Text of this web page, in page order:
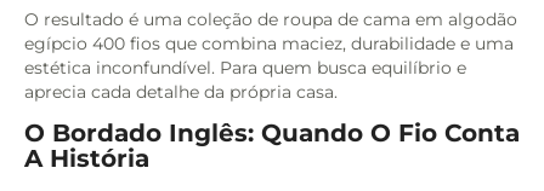
O resultado é uma coleção de roupa de cama em algodão
egípcio 400 fios que combina maciez, durabilidade e uma
estética inconfundível. Para quem busca equilíbrio e
aprecia cada detalhe da própria casa.
O Bordado Inglês: Quando O Fio Conta
A História